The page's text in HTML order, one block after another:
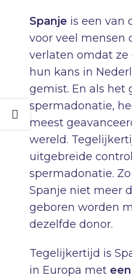
Spanje is een van
voor veel mensen
verlaten omdat
hun kans in
gemist. En als het
spermadonatie,
meest
wereld.
uitgebreide
spermadonatie.
Spanje niet meer
geboren worden
dezelfde donor.
Tegelijkertijd is
in Europa met